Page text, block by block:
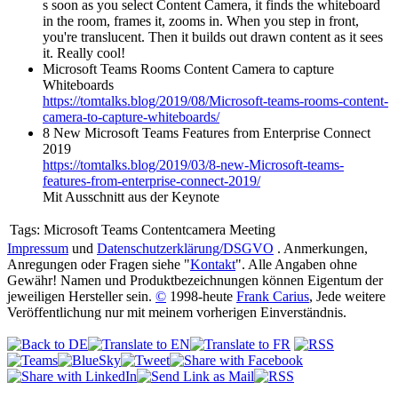
s soon as you select Content Camera, it finds the whiteboard
in the room, frames it, zooms in. When you step in front,
you're translucent. Then it builds out drawn content as it sees
it. Really cool!
Microsoft Teams Rooms Content Camera to capture
Whiteboards
https://tomtalks.blog/2019/08/Microsoft-teams-rooms-content-
camera-to-capture-whiteboards/
8 New Microsoft Teams Features from Enterprise Connect
2019
https://tomtalks.blog/2019/03/8-new-Microsoft-teams-
features-from-enterprise-connect-2019/
Mit Ausschnitt aus der Keynote
Tags: Microsoft Teams Contentcamera Meeting
Impressum und Datenschutzerklärung/DSGVO . Anmerkungen,
Anregungen oder Fragen siehe "Kontakt". Alle Angaben ohne
Gewähr! Namen und Produktbezeichnungen können Eigentum der
jeweiligen Hersteller sein. © 1998-heute Frank Carius, Jede weitere
Veröffentlichung nur mit meinem vorherigen Einverständnis.